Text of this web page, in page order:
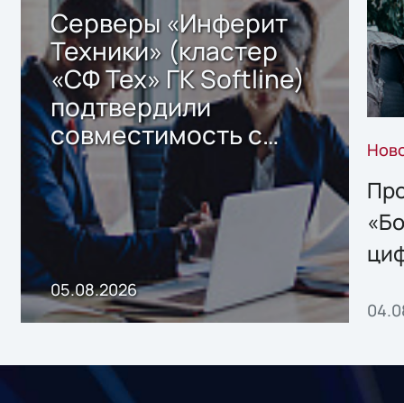
Серверы «Инферит
Техники» (кластер
«СФ Тех» ГК Softline)
подтвердили
совместимость с
решением Sharx
Storage 2.x для
хранения данных
05.08.2026